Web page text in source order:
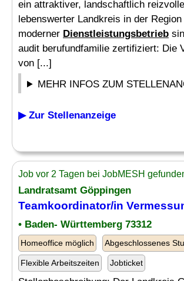
ein attraktiver, landschaftlich
lebenswerter Landkreis in der
moderner Dienstleistungsbetrieb
audit berufundfamilie zertifiziert: Die
von [...]
MEHR INFOS ZUM
▶ Zur Stellenanzeige
Job vor 2 Tagen bei JobMESH
Landratsamt Göppingen
Teamkoordinator/in
• Baden- Württemberg 73312
Homeoffice möglich Abgeschlossenes
Flexible Arbeitszeiten Jobticket